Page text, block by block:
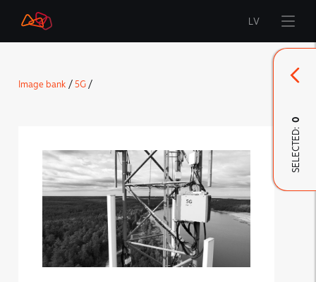
Start
LMT Defence
Downloads and news
Developed materials
LV
Image bank /5G/
SELECTED:
0